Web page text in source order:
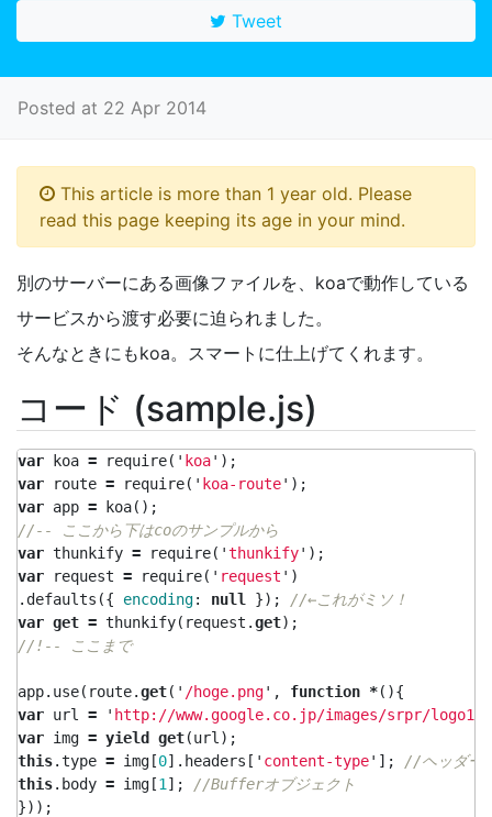
Tweet
Posted at 22 Apr 2014
This article is more than 1 year old. Please
read this page keeping its age in your mind.
別のサーバーにある画像ファイルを、koaで動作している
サービスから渡す必要に迫られました。
そんなときにもkoa。スマートに仕上げてくれます。
コード (sample.js)
var koa = require( ' koa' );
var
route = require( ' koa-route' );
var app = koa();
//-- ここから下はcoのサンプルから
var thunkify = require( 'thunkify' );
var
request = require( ' request ' )
. defaults ({ encoding: null });
//←これがミソ！
var get = thunkify( request .get);
//!-- ここまで
app. use( route.get( ' /hoge.png' , function *(){
var url = ' http://www.google.co.jp/images/srpr/
var img = yield get(url );
this.type = img [0]. headers [ ' content-type' ];
//ヘッダー
this. body = img [1 ];
//Bufferオブジェクト
}));